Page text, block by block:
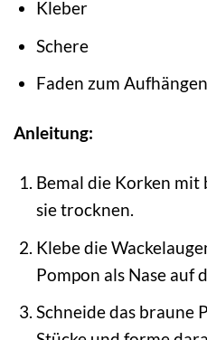
Kleber
Schere
Faden zum Aufhängen
Anleitung:
Bemal die Korken mit
sie trocknen.
Klebe die
Pompon als Nase auf
Schneide das braune